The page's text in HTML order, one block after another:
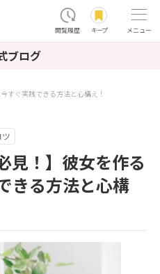
閲覧履歴 キープ メニュー
ブログ
すぐ実践できる方法と心構え！
見！】彼女を作る
きる方法と心構